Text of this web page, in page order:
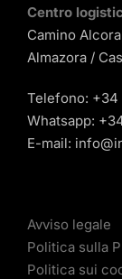
Centro
Camino
Almazora /
Telefono: +34
Whatsapp:
E-mail:
Avviso legale
Politica sulla
Politica sui